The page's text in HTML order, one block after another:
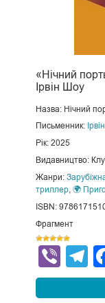
«Нічний
Ірвін Шоу
Назва: Нічний
Письменник:
Рік: 2025
Видавництво:
Жанри:
триллер, 🌍
ISBN:
Фрагмент